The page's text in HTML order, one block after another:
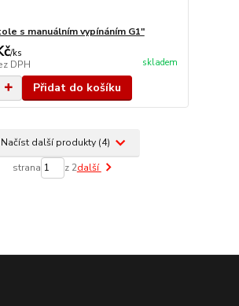
s manuálním vypínáním G1"
/ks
DPH skladem
Přidat do košíku
Načíst další produkty (4)
strana z 2další